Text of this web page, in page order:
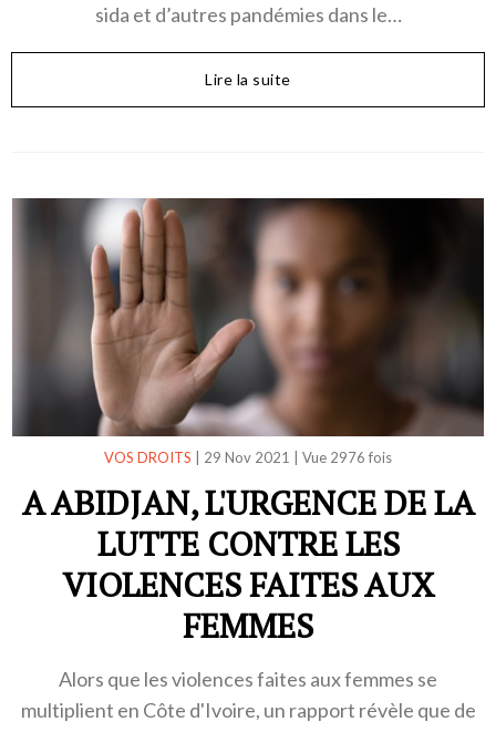
sida et d’autres pandémies dans le…
Lire la suite
VOS DROITS 29 Nov 2021 Vue 2976 fois
A ABIDJAN, L'URGENCE DE LA
LUTTE CONTRE LES
VIOLENCES FAITES AUX
FEMMES
Alors que les violences faites aux femmes se
multiplient en Côte d'Ivoire, un rapport révèle que de